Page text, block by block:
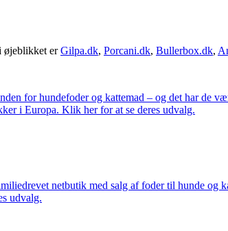
øjeblikket erGilpa.dk, Porcani.dk, Bullerbox.dk,
for hundefoder og kattemad – og det har de
i Europa. Klik her for at se deres udvalg.
netbutik med salg af foder til hunde
udvalg.